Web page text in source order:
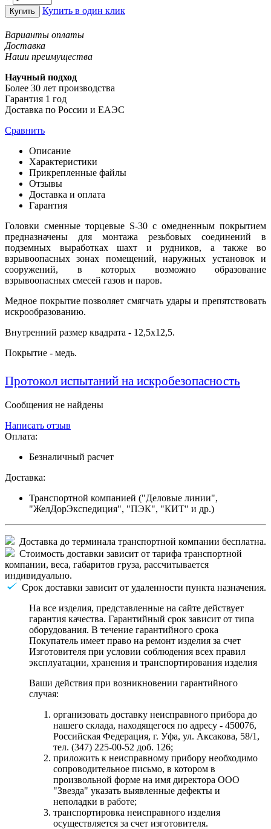
Купить Купить в один клик
Варианты оплаты
Доставка
Наши преимущества
Научный подход
Более 30 лет производства
Гарантия 1 год
Доставка по России и ЕАЭС
Сравнить
Описание
Характеристики
Прикрепленные файлы
Отзывы
Доставка и оплата
Гарантия
Головки сменные торцевые S-30 с омедненным покрытием
предназначены для монтажа резьбовых соединений в
подземных выработках шахт и рудников, а также во
взрывоопасных зонах помещений, наружных установок и
сооружений, в которых возможно образование
взрывоопасных смесей газов и паров.
Медное покрытие позволяет смягчать удары и препятствовать
искрообразованию.
Внутренний размер квадрата - 12,5х12,5.
Покрытие - медь.
Протокол испытаний на искробезопасность
Сообщения не найдены
Написать отзыв
Оплата:
Безналичный расчет
Доставка:
Транспортной компанией ("Деловые линии",
"ЖелДорЭкспедиция", "ПЭК", "КИТ" и др.)
Доставка до терминала транспортной компании бесплатна.
Стоимость доставки зависит от тарифа транспортной
компании, веса, габаритов груза, рассчитывается
индивидуально.
Срок доставки зависит от удаленности пункта назначения.
На все изделия, представленные на сайте действует
гарантия качества. Гарантийный срок зависит от типа
оборудования. В течение гарантийного срока
Покупатель имеет право на ремонт изделия за счет
Изготовителя при условии соблюдения всех правил
эксплуатации, хранения и транспортирования изделия
Ваши действия при возникновении гарантийного
случая:
организовать доставку неисправного прибора до
нашего склада, находящегося по адресу - 450076,
Российская Федерация, г. Уфа, ул. Аксакова, 58/1,
тел. (347) 225-00-52 доб. 126;
приложить к неисправному прибору необходимо
сопроводительное письмо, в котором в
произвольной форме на имя директора ООО
"Звезда" указать выявленные дефекты и
неполадки в работе;
транспортировка неисправного изделия
осуществляется за счет изготовителя.